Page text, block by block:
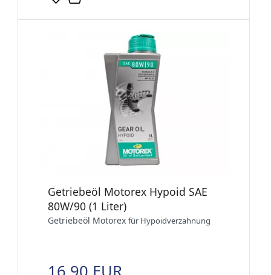
Getriebeöl Motorex Hypoid SAE
80W/90 (1 Liter)
Getriebeöl Motorex für Hypoidverzahnung